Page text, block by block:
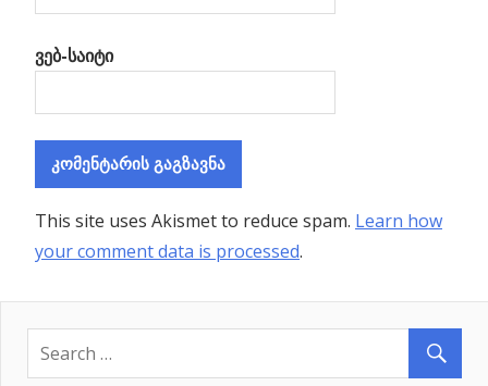
ვებ-საიტი
This site uses Akismet to reduce spam. Learn how
your comment data is processed.